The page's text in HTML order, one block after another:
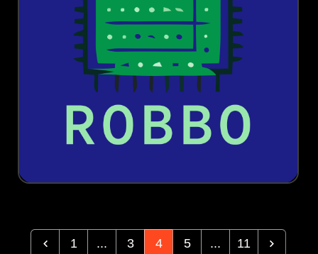
1 ... 3 4 5 ... 11